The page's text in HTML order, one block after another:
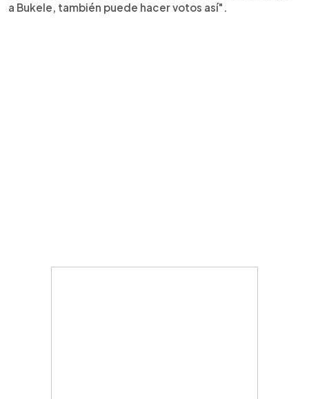
a Bukele, también puede hacer votos así".